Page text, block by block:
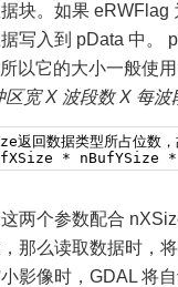
块。如果
写入到 pData 中。
以它的大小一般使
宽 X 波段数 X 每波
回数据类型所占位数
* nBufYSize *
两个参数配合
那么读取数据时，
影像时，GDAL 将